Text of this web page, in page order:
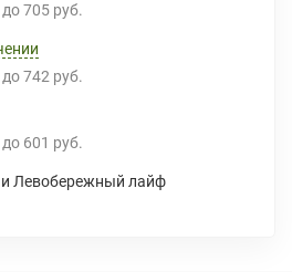
до 705 руб.
до 742 руб.
до 601 руб.
Левобережный лайф